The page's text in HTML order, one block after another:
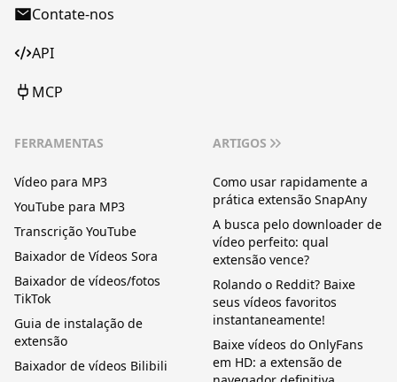
Contate-nos
API
MCP
FERRAMENTAS
Vídeo para MP3
YouTube para MP3
Transcrição YouTube
Baixador de Vídeos Sora
Baixador de vídeos/fotos
TikTok
Guia de instalação de
extensão
Baixador de vídeos Bilibili
ARTIGOS
Como usar rapidamente a
prática extensão SnapAny
A busca pelo downloader de
vídeo perfeito: qual
extensão vence?
Rolando o Reddit? Baixe
seus vídeos favoritos
instantaneamente!
Baixe vídeos do OnlyFans
em HD: a extensão de